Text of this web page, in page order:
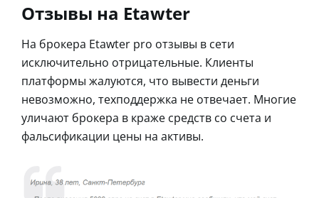
Отзывы на Etawter
На брокера Etawter pro отзывы в сети
исключительно отрицательные. Клиенты
платформы жалуются, что вывести деньги
невозможно, техподдержка не отвечает. Многие
уличают брокера в краже средств со счета и
фальсификации цены на активы.